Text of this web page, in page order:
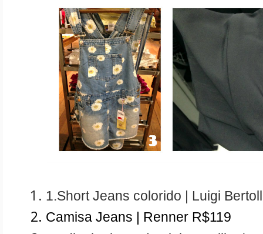
1.Short Jeans colorido | Luigi
Camisa Jeans | Renner R$119